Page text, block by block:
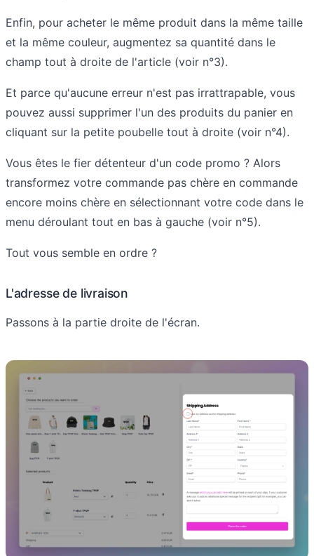
Enfin, pour acheter le même produit dans la même taille
et la même couleur, augmentez sa quantité dans le
champ tout à droite de l'article (voir n°3).
Et parce qu'aucune erreur n'est pas irrattrapable, vous
pouvez aussi supprimer l'un des produits du panier en
cliquant sur la petite poubelle tout à droite (voir n°4).
Vous êtes le fier détenteur d'un code promo ? Alors
transformez votre commande pas chère en commande
encore moins chère en sélectionnant votre code dans le
menu déroulant tout en bas à gauche (voir n°5).
Tout vous semble en ordre ?
L'adresse de livraison
Passons à la partie droite de l'écran.